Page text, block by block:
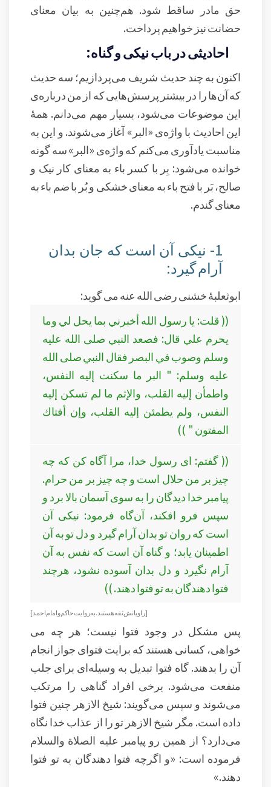
حق مادر ساقط شود. هم‌چنین به بیان معنای
حضانت نیز خواهیم پرداخت.
احادیثی در باب نیکی و گناه:
اکنون به چند حدیث شریف می‌پردازیم؛ سه حدیث
که آن‌ها را در بیشتر پرسش‌هایی که از من درباره‌ی
این موضوعات می‌شود، بسیار مهم می‌دانم. همهٔ
این احادیث با واژه‌ی «البر» آغاز می‌شوند. و این به
مناسبت یادآوری می‌کنم که واژه‌ی «البر» سه گونه
خوانده می‌شود: بِر با کسر باء به معنای کار نیک و
صالح، بَر با فتح باء به معنای خشکی و بُر با ضم باء به
معنای گندم.
1- نیکی آن است که جان بدان
آرام گیرد:
ابوثعلبهٔ خشنی رضی الله عنه می گوید:
(( قلت: يا رسول الله أخبرني بما يحل لي وما
يحرم علي قال: فصعد النبي صلى الله عليه
وسلم وصوب في البصر فقال النبي صلى الله
عليه وسلم: " البر ما سكنت إليه النفس،
واطمأن إليه القلب، والإثم ما لم تسكن إليه
النفس، ولم يطمئن إليه القلب، وإن أفتاك
المفتون " ))
(( گفتم: ای رسول خدا، مرا آگاه کن که چه
چیز بر من حلال است و چه چیز بر من حرام.
پیامبر خدا دیدگان را به سوی آسمان بالا برد و
سپس فرو افکند، آن‌گاه فرمود: نیکی آن
است که روان تو بدان آرام گیرد و دل تو به آن
اطمینان یابد؛ و گناه آن است که نفس به آن
آرام نگیرد و دل بدان آسوده نشود، هرچند
فتوا دهندگان به تو فتوا دهند. ))
[ راویانش ثقه هستند. به روایت حاكم وامام احمد ]
پس مشکل در وجود فتوا نیست؛ هر چه می
خواهی، کسانی هستند که برایت فتوای جواز انجام
آن را بدهند. گاه فتوا تبدیل به وسیله‌ای برای جلب
منفعت می‌شود. برخی افراد گناهی را مرتکب
می‌شوند و سپس می‌گویند: شیخ الازهر چنین فتوا
داده است. مگر شیخ الازهر تو را از عذاب خدا نگاه
می‌دارد؟ از همین رو پیامبر عليه الصلاة والسلام
فرموده است: «و اگرچه فتوا دهندگان به تو فتوا
دهند.»